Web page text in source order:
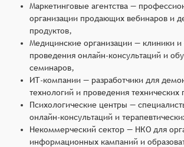
Маркетинговые агентства —
организации продающих вебинаров и
продуктов,
Медицинские организации — клиники
проведения онлайн-консультаций и
семинаров,
ИТ-компании — разработчики для
технологий и проведения технических
Психологические центры —
онлайн-консультаций и
Некоммерческий сектор — НКО для
информационных кампаний и